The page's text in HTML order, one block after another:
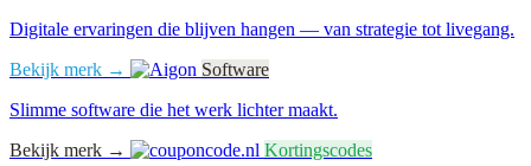
Digitale ervaringen die blijven hangen — van strategie tot livegang.
Bekijk merk →
Software
Slimme software die het werk lichter maakt.
Bekijk merk →
Kortingscodes